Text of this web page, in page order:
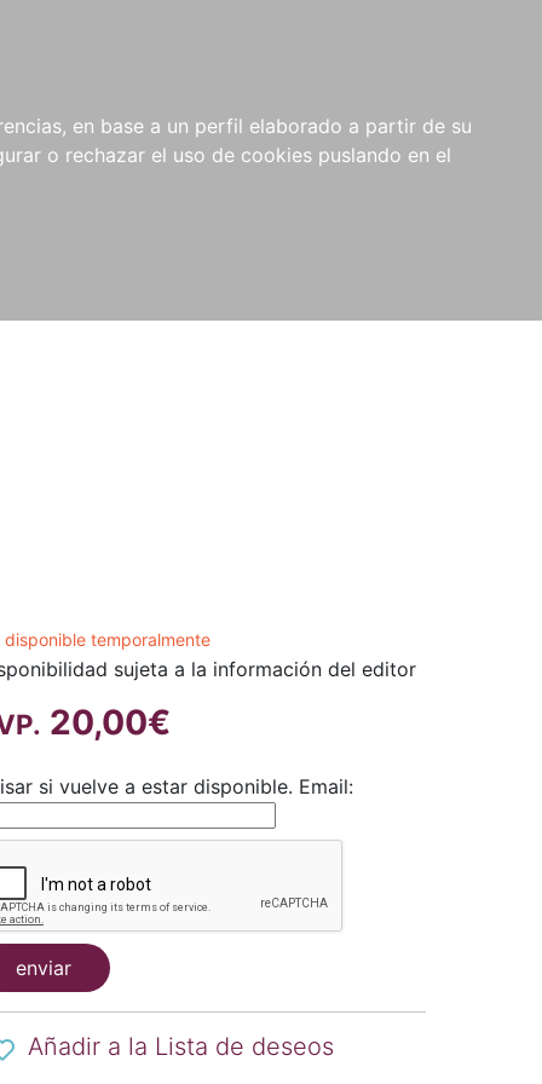
en base a un perfil elaborado a partir de su
o rechazar el uso de cookies puslando en el
NOVEDADES NOTICIAS
COMPRAS
INSTITUCIONALES
disponible temporalmente
sujeta a la información del editor
20,00€
si vuelve a estar disponible. Email:
enviar
Añadir a la Lista de deseos